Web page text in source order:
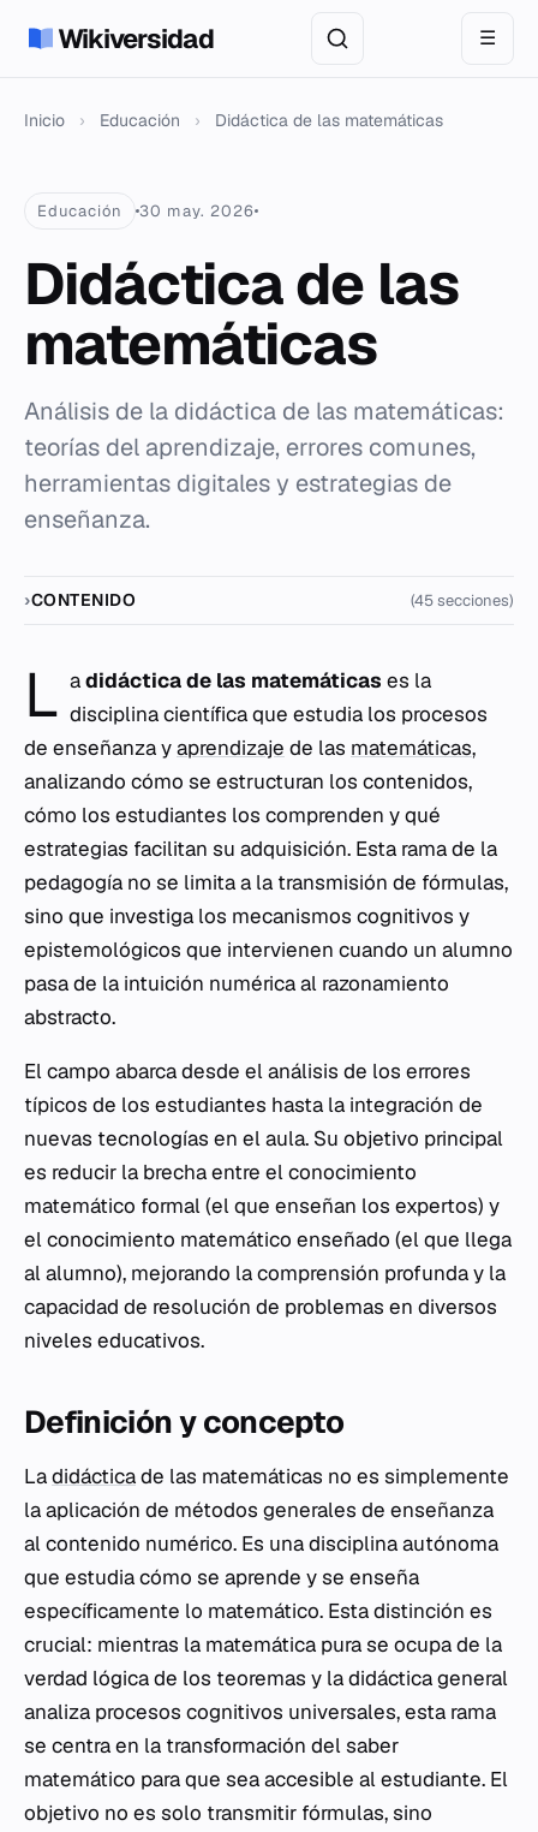
Wikiversidad ☰
Inicio › Educación › Didáctica de las matemáticas
Educación 30 may. 2026
Didáctica de las
matemáticas
Análisis de la didáctica de las matemáticas:
teorías del aprendizaje, errores comunes,
herramientas digitales y estrategias de
enseñanza.
CONTENIDO (45 secciones)
L adidáctica de las matemáticas es la
disciplina científica que estudia los procesos
de enseñanza yaprendizaje de las matemáticas,
analizando cómo se estructuran los contenidos,
cómo los estudiantes los comprenden y qué
estrategias facilitan su adquisición. Esta rama de la
pedagogía no se limita a la transmisión de fórmulas,
sino que investiga los mecanismos cognitivos y
epistemológicos que intervienen cuando un alumno
pasa de la intuición numérica al razonamiento
abstracto.
El campo abarca desde el análisis de los errores
típicos de los estudiantes hasta la integración de
nuevas tecnologías en el aula. Su objetivo principal
es reducir la brecha entre el conocimiento
matemático formal (el que enseñan los expertos) y
el conocimiento matemático enseñado (el que llega
al alumno), mejorando la comprensión profunda y la
capacidad de resolución de problemas en diversos
niveles educativos.
Definición y concepto
Ladidácticade las matemáticas no es simplemente
la aplicación de métodos generales de enseñanza
al contenido numérico. Es una disciplina autónoma
que estudia cómo se aprende y se enseña
específicamente lo matemático. Esta distinción es
crucial: mientras la matemática pura se ocupa de la
verdad lógica de los teoremas y la didáctica general
analiza procesos cognitivos universales, esta rama
se centra en la transformación del saber
matemático para que sea accesible al estudiante. El
objetivo no es solo transmitir fórmulas, sino